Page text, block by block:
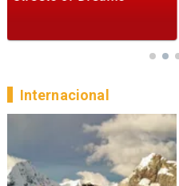
Internacional